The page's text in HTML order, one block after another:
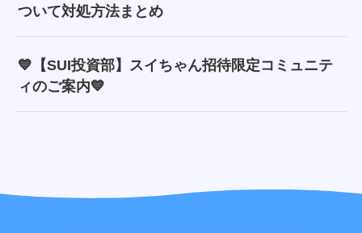
ついて対処方法まとめ
💙【SUI投資部】スイちゃん招待限定コミュニテ
ィのご案内💙